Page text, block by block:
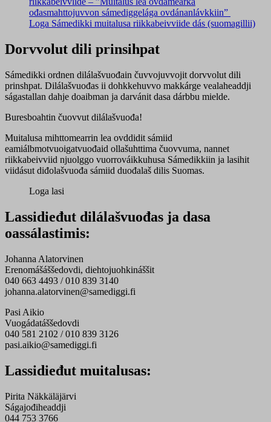
ođasmahttojuvvon sámediggelága ovdánanlávkkiin”
Loga Sámedikki muitalusa riikkabeivviide dás (suomagillii)
Dorvvolut dili prinsihpat
Sámedikki ordnen dilálašvuođain čuvvojuvvojit dorvvolut dili
prinshpat. Dilálašvuođas ii dohkkehuvvo makkárge vealaheaddji
ságastallan dahje doaibman ja darvánit dasa dárbbu mielde.
Buresboahtin čuovvut dilálašvuođa!
Muitalusa mihttomearrin lea ovddidit sámiid
eamiálbmotvuoigatvuođaid ollašuhttima čuovvuma, nannet
riikkabeivviid njuolggo vuorrováikkuhusa Sámedikkiin ja lasihit
viidásut diđolašvuođa sámiid duođalaš dilis Suomas.
Loga lasi
Lassidieđut dilálašvuođas ja dasa
oassálastimis:
Johanna Alatorvinen
Erenomášáššedovdi, diehtojuohkináššit
040 663 4493 / 010 839 3140
johanna.alatorvinen@samediggi.fi
Pasi Aikio
Vuogádatáššedovdi
040 581 2102 / 010 839 3126
pasi.aikio@samediggi.fi
Lassidieđut muitalusas:
Pirita Näkkäläjärvi
Ságajođiheaddji
044 753 3766